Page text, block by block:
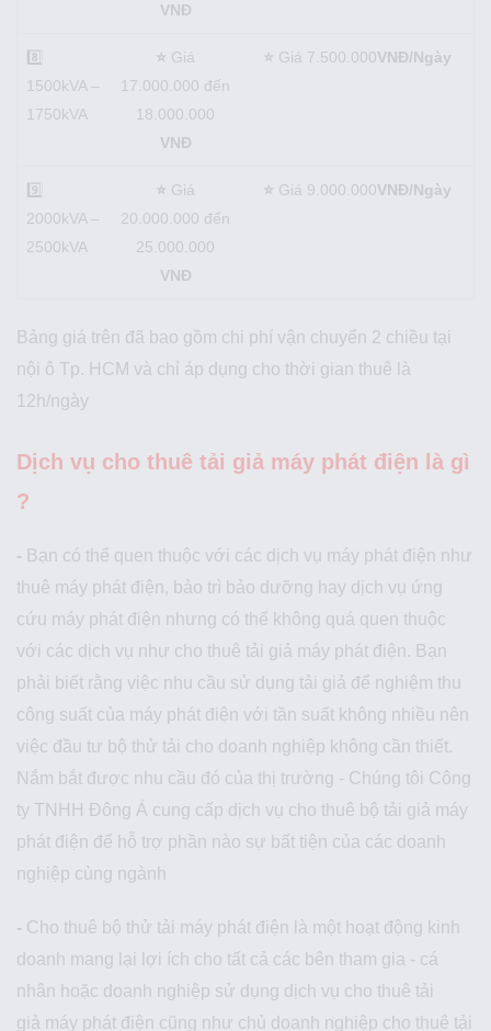
VNĐ
8️⃣
1500kVA –
1750kVA
⭐ Giá
17.000.000 đến
18.000.000
VNĐ
⭐ Giá 7.500.000VNĐ/Ngày
9️⃣
2000kVA –
2500kVA
⭐ Giá
20.000.000 đến
25.000.000
VNĐ
⭐ Giá 9.000.000VNĐ/Ngày
Bảng giá trên đã bao gồm chi phí vận chuyển 2 chiều tại
nội ô Tp. HCM và c hỉ áp dụng cho thời gian thuê là
12h/ngày
Dịch vụ cho thuê tải giả máy phát điện là gì
?
- Bạn có thể quen thuộc với các dịch vụ máy phát điện như
thuê máy phát điện, bảo trì bảo dưỡng hay dịch vụ ứng
cứu máy phát điện nhưng có thể không quá quen thuộc
với các dịch vụ như cho thuê tải giả máy phát điện. Bạn
phải biết rằng việc nhu cầu sử dụng tải giả để nghiệm thu
công suất của máy phát điện với tần suất không nhiều nên
việc đầu tư bộ thử tải cho doanh nghiệp không cần thiết.
Nắm bắt được nhu cầu đó của thị trường - Chúng tôi Công
ty TNHH Đông Á cung cấp dịch vụ cho thuê bộ tải giả máy
phát điện để hỗ trợ phần nào sự bất tiện của các doanh
nghiệp cùng ngành
- Cho thuê bộ thử tải máy phát điện là một hoạt động kinh
doanh mang lại lợi ích cho tất cả các bên tham gia - cá
nhân hoặc doanh nghiệp sử dụng dịch vụ cho thuê tải
giả máy phát điện cũng như chủ doanh nghiệp cho thuê tải